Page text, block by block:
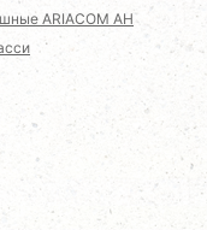
ARIACOM AH